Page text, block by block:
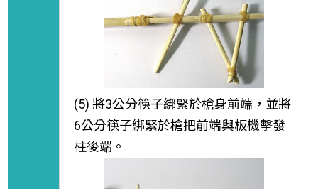
(5) 將3公分筷子綁緊於槍身前端，並將
6公分筷子綁緊於槍把前端與板機擊發
柱後端。